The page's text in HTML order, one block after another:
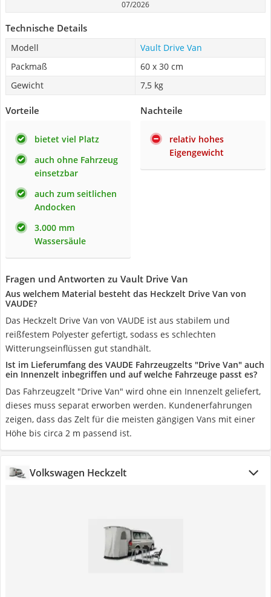
07/2026
Technische Details
Modell
Vault Drive Van
Packmaß
60 x 30 cm
Gewicht
7,5 kg
Vorteile
bietet viel Platz
auch ohne Fahrzeug
einsetzbar
auch zum seitlichen
Andocken
3.000 mm
Wassersäule
Nachteile
relativ hohes
Eigengewicht
Fragen und Antworten zu Vault Drive Van
Aus welchem Material besteht das Heckzelt Drive Van von
VAUDE?
Das Heckzelt Drive Van von VAUDE ist aus stabilem und
reißfestem Polyester gefertigt, sodass es schlechten
Witterungseinflüssen gut standhält.
Ist im Lieferumfang des VAUDE Fahrzeugzelts "Drive Van" auch
ein Innenzelt inbegriffen und auf welche Fahrzeuge passt es?
Das Fahrzeugzelt "Drive Van" wird ohne ein Innenzelt geliefert,
dieses muss separat erworben werden. Kundenerfahrungen
zeigen, dass das Zelt für die meisten gängigen Vans mit einer
Höhe bis circa 2 m passend ist.
Volkswagen Heckzelt